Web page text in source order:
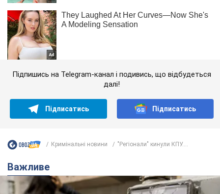
Підпишись на Telegram-канал і подивись, що відбудеться
далі!
Підписатись Підписатись
Кримінальні новини "Регіонали" кинули КПУ....
Важливе